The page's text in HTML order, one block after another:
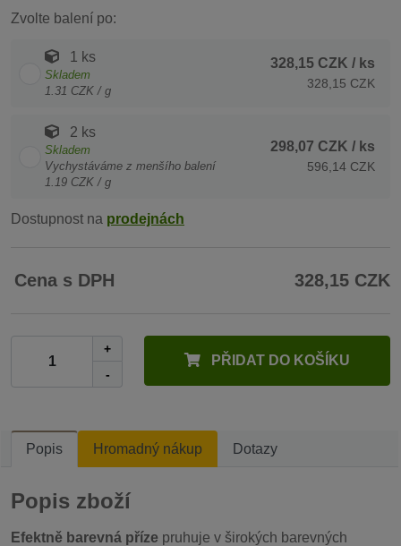
Zvolte balení po:
1 ks
Skladem
1.31 CZK / g
328,15 CZK / ks
328,15 CZK
2 ks
Skladem
Vychystáváme z menšího balení
1.19 CZK / g
298,07 CZK / ks
596,14 CZK
Dostupnost na prodejnách
Cena s DPH 328,15 CZK
+
-
PŘIDAT DO KOŠÍKU
Popis Hromadný nákup Dotazy
Popis zboží
Efektně barevná příze pruhuje v širokých barevných